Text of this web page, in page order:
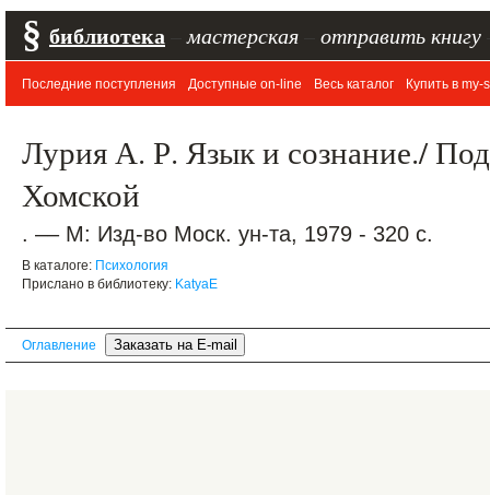
§ библиотека мастерская отправить книгу
Последние поступления Доступные on-line Весь каталог Купить в my-
Лурия А. Р. Язык и сознание./
Хомской
. –– М: Изд-во Моск. ун-та, 1979 - 320 с.
В каталоге: Психология
Прислано в библиотеку: KatyaE
Оглавление